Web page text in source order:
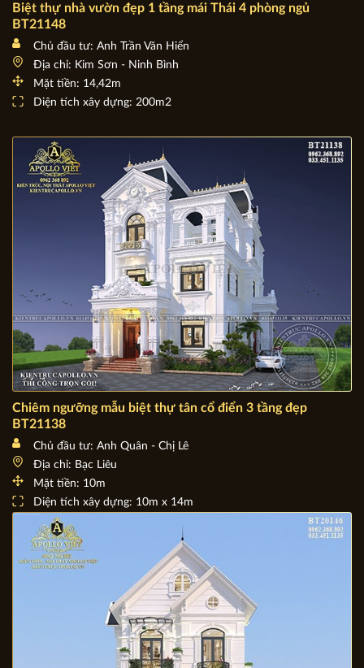
Biệt thự nhà vườn đẹp 1 tầng mái Thái 4 phòng ngủ
BT21148
Mặt tiền: 14,42m
Diện tích xây dựng: 200m2
Chiêm ngưỡng mẫu biệt thự tân cổ điển 3 tầng đẹp
BT21138
Chủ đầu tư: Anh Quân - Chị Lê
Địa chỉ: Bạc Liêu
Mặt tiền: 10m
Diện tích xây dựng: 10m x 14m